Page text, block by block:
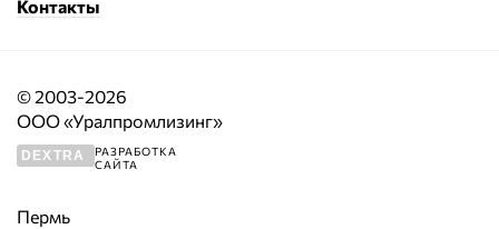
Контакты
© 2003-2026
ООО «Уралпромлизинг»
DEXTRA
РАЗРАБОТКА
САЙТА
Пермь